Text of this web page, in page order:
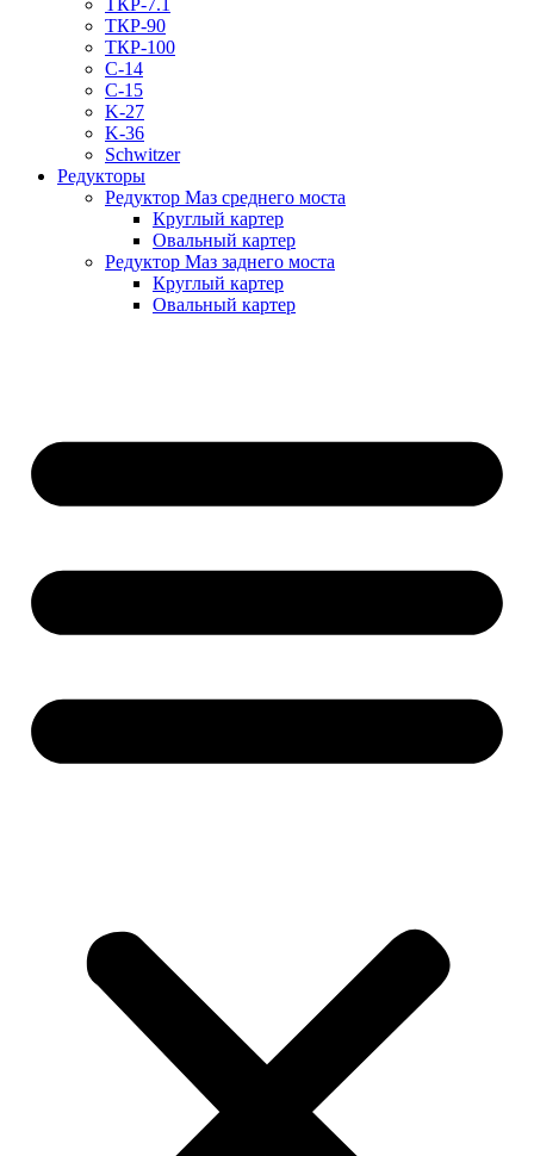
ТКР-7.1
ТКР-90
ТКР-100
C-14
C-15
K-27
K-36
Schwitzer
Редукторы
Редуктор Маз среднего моста
Круглый картер
Овальный картер
Редуктор Маз заднего моста
Круглый картер
Овальный картер